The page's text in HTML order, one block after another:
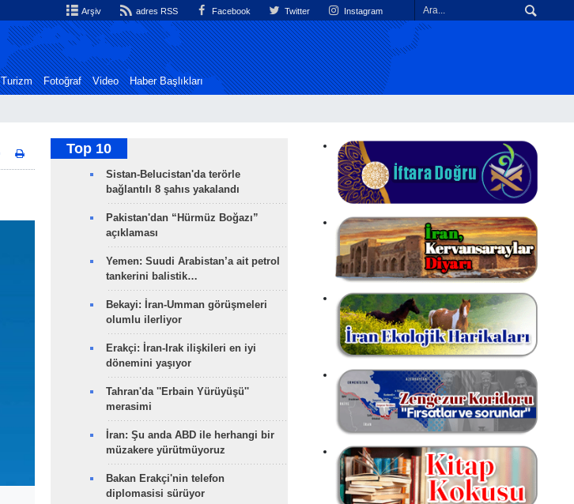
Arşiv adres RSS Facebook Twitter Instagram
Turizm Fotoğraf Video Haber Başlıkları
Top 10
Sistan-Belucistan'da terörle
bağlantılı 8 şahıs yakalandı
Pakistan'dan “Hürmüz Boğazı”
açıklaması
Yemen: Suudi Arabistan’a ait petrol
tankerini balistik…
Bekayi: İran-Umman görüşmeleri
olumlu ilerliyor
Erakçi: İran-Irak ilişkileri en iyi
dönemini yaşıyor
Tahran'da ''Erbain Yürüyüşü''
merasimi
İran: Şu anda ABD ile herhangi bir
müzakere yürütmüyoruz
Bakan Erakçi'nin telefon
diplomasisi sürüyor